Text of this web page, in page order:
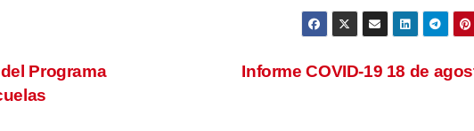
Informe COVID-19 18 de
Programa